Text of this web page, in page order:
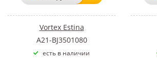
Vortex Estina
A21-BJ3501080
есть в наличии